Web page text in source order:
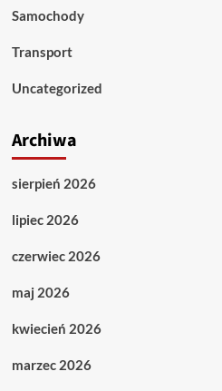
Samochody
Transport
Uncategorized
Archiwa
sierpień 2026
lipiec 2026
czerwiec 2026
maj 2026
kwiecień 2026
marzec 2026